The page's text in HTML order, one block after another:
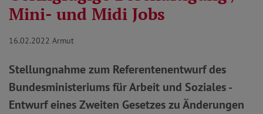
Mini- und Midi Jobs
16.02.2022 Armut
Stellungnahme zum Referentenentwurf des
Bundesministeriums für Arbeit und Soziales -
Entwurf eines Zweiten Gesetzes zu Änderungen